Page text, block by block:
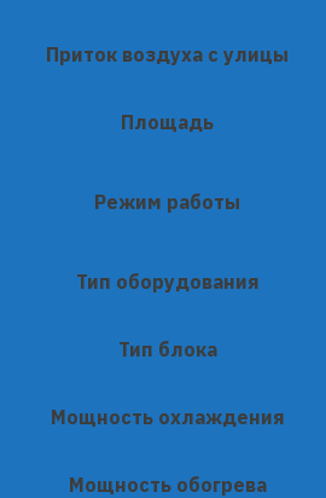
Приток воздуха с улицы
Площадь
Режим работы
Тип оборудования
Тип блока
Мощность охлаждения
Мощность обогрева